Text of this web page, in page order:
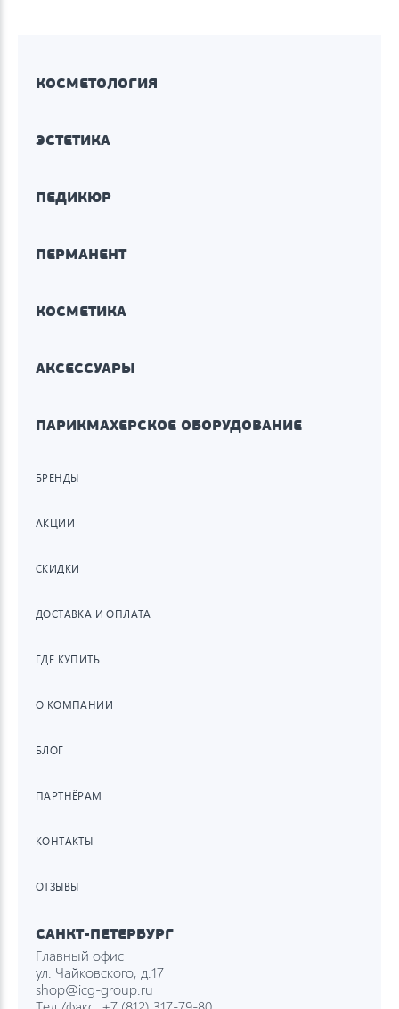
КОСМЕТОЛОГИЯ
ЭСТЕТИКА
ПЕДИКЮР
ПЕРМАНЕНТ
КОСМЕТИКА
АКСЕССУАРЫ
ПАРИКМАХЕРСКОЕ ОБОРУДОВАНИЕ
БРЕНДЫ
АКЦИИ
СКИДКИ
ДОСТАВКА И ОПЛАТА
ГДЕ КУПИТЬ
О КОМПАНИИ
БЛОГ
ПАРТНЁРАМ
КОНТАКТЫ
ОТЗЫВЫ
САНКТ-ПЕТЕРБУРГ
Главный офис
ул. Чайковского, д.17
shop@icg-group.ru